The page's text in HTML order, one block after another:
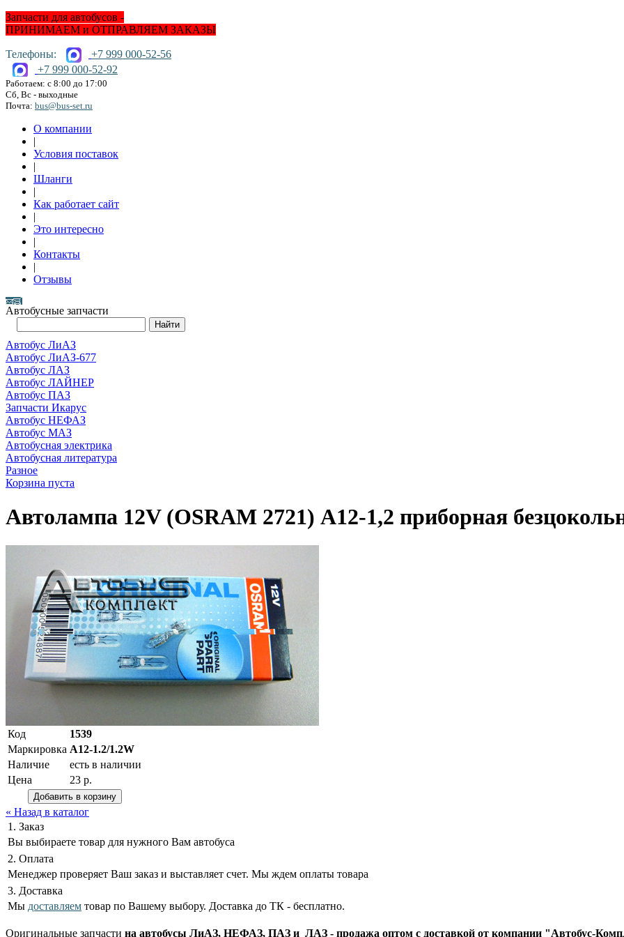
Запчасти для автобусов -
ПРИНИМАЕМ и ОТПРАВЛЯЕМ ЗАКАЗЫ
Телефоны:
+7 999 000-52-56
+7 999 000-52-92
Работаем: с 8:00 до 17:00
Сб, Вс - выходные
Почта: bus@bus-set.ru
О компании
|
Условия поставок
|
Шланги
|
Как работает сайт
|
Это интересно
|
Контакты
|
Отзывы
Автобусные запчасти
Автобус ЛиАЗ
Автобус ЛиАЗ-677
Автобус ЛАЗ
Автобус ЛАЙНЕР
Автобус ПАЗ
Запчасти Икарус
Автобус НЕФАЗ
Автобус МАЗ
Автобусная электрика
Автобусная литература
Разное
Корзина пуста
Автолампа 12V (OSRAM 2721) А12-1,2 приборная
Код
1539
Маркировка A12-1.2/1.2W
Наличие
есть в наличии
Цена
23 р.
« Назад в каталог
1. Заказ
Вы выбираете товар для нужного Вам автобуса
2. Оплата
Менеджер проверяет Ваш заказ и выставляет счет. Мы ждем оплаты товара
3. Доставка
Мы доставляем товар по Вашему выбору. Доставка до ТК - бесплатно.
Оригинальные запчасти на автобусы ЛиАЗ, НЕФАЗ, ПАЗ и ЛАЗ - продажа оптом с доставкой от компании "Автобус-